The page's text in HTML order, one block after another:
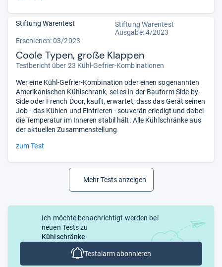
Stiftung Warentest
Stiftung Warentest
Ausgabe: 4/2023
Erschienen: 03/2023
Coole Typen, große Klappen
Testbericht über 23 Kühl-Gefrier-Kombinationen
Wer eine Kühl-Gefrier-Kombination oder einen sogenannten
Amerikanischen Kühlschrank, sei es in der Bauform Side-by-
Side oder French Door, kauft, erwartet, dass das Gerät seinen
Job - das Kühlen und Einfrieren - souverän erledigt und dabei
die Temperatur im Inneren stabil hält. Alle Kühlschränke aus
der aktuellen Zusammenstellung
zum Test
Mehr Tests anzeigen
Ich möchte benachrichtigt werden bei
neuen Tests zu
Kühlschränke
Testalarm abonnieren